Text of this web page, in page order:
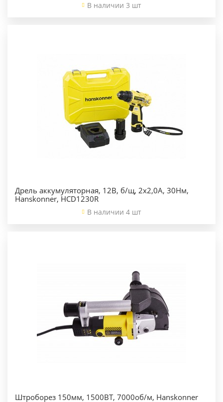
В наличии 3 шт
Дрель аккумуляторная, 12В, б/щ, 2х2,0А, 30Нм,
Hanskonner, HCD1230R
В наличии 4 шт
Штроборез 150мм, 1500ВТ, 7000об/м, Hanskonner